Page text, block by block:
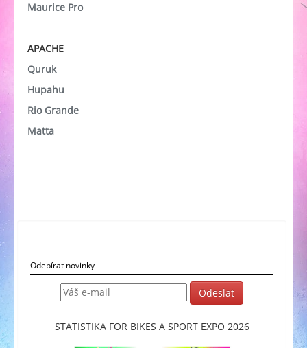
Maurice Pro
APACHE
Quruk
Hupahu
Rio Grande
Matta
Odebírat novinky
STATISTIKA FOR BIKES A SPORT EXPO 2026